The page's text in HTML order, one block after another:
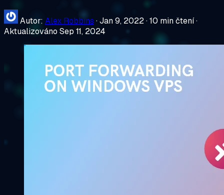
Autor: Alex Robbins ·Jan 9, 2022·10 min čtení·
Aktualizováno Sep 11, 2024